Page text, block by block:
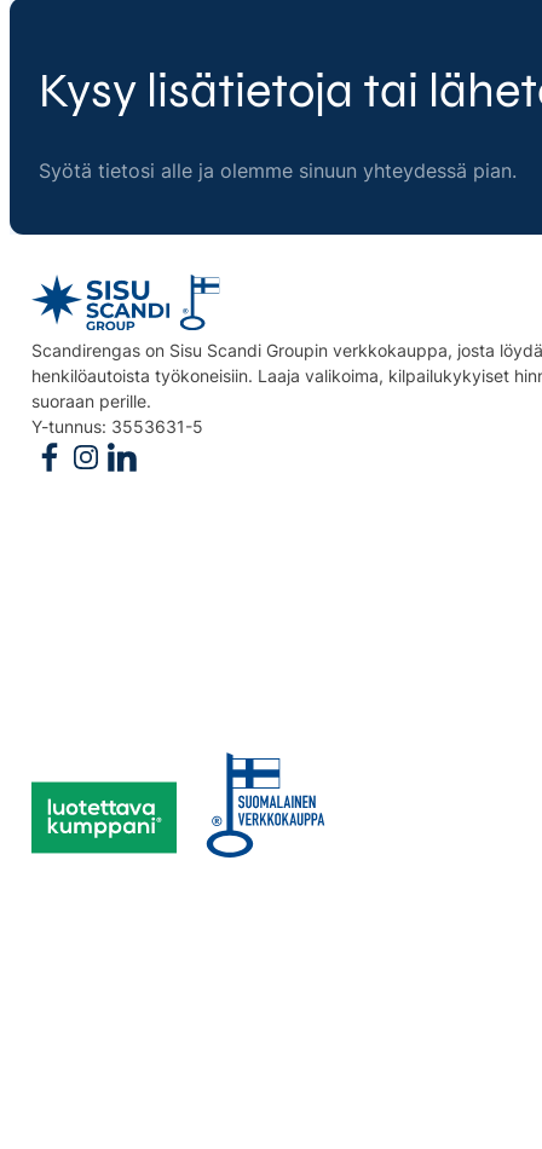
Kysy lisätietoja tai
Syötä tietosi alle ja olemme sinuun yhteydessä pian.
Scandirengas on Sisu Scandi Groupin verkkokauppa, josta
henkilöautoista työkoneisiin. Laaja valikoima, kilpailukykyiset
suoraan perille.
Y-tunnus: 3553631-5
Follow us on Facebook
Follow us on Instagram
Follow us on Linkedin